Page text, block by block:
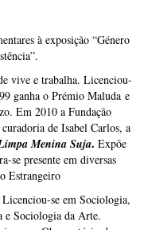
à exposição “Género
vive e trabalha. Licenciou-
ganha o Prémio Maluda e
Em 2010 a Fundação
de Isabel Carlos, a
Menina Suja. Expõe
se presente em diversas
Estrangeiro
Licenciou-se em Sociologia,
e Sociologia da Arte.